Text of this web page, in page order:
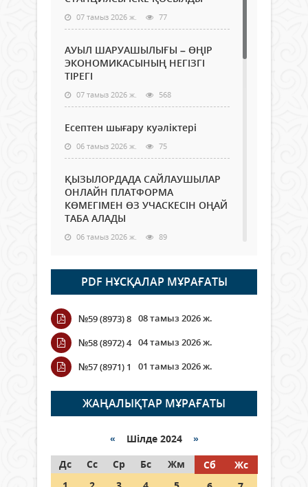
07 тамыз 2026 ж. 77
АУЫЛ ШАРУАШЫЛЫҒЫ – ӨҢІР
ЭКОНОМИКАСЫНЫҢ НЕГІЗГІ
ТІРЕГІ
07 тамыз 2026 ж. 568
Есептен шығару куәліктері
06 тамыз 2026 ж. 75
ҚЫЗЫЛОРДАДА САЙЛАУШЫЛАР
ОНЛАЙН ПЛАТФОРМА
КӨМЕГІМЕН ӨЗ УЧАСКЕСІН ОҢАЙ
ТАБА АЛАДЫ
06 тамыз 2026 ж. 89
Open Air: Қызылорда облысы
полиция департаменті 20
мыңнан астам көрерменнің
қауіпсіздігін қамтамасыз етті
06 тамыз 2026 ж.
Wi-Fi ҚАБЫРҒА АРҚЫЛЫ ҚАЛАЙ
ӨТЕДІ?
06 тамыз 2026 ж. 266
граждане Казахстана,
05 тамыз 2026 ж. 147
PDF НҰСҚАЛАР МҰРАҒАТЫ
№59 (8973) 8 08 тамыз 2026 ж.
№58 (8972) 4 04 тамыз 2026 ж.
№57 (8971) 1
01 тамыз 2026 ж.
ЖАҢАЛЫҚТАР МҰРАҒАТЫ
« Шілде 2024 »
Дс
Сс Ср Бс Жм Сб
Жс